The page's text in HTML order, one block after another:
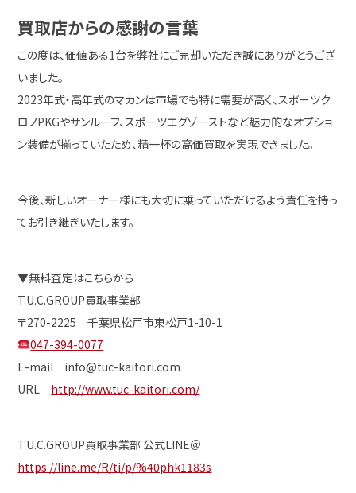
買取店からの感謝の言葉
この度は、価値ある1台を弊社にご売却いただき誠にありがとうござ
いました。
2023年式・高年式のマカンは市場でも特に需要が高く、スポーツク
ロノPKGやサンルーフ、スポーツエグゾーストなど魅力的なオプショ
ン装備が揃っていたため、精一杯の高価買取を実現できました。
今後、新しいオーナー様にも大切に乗っていただけるよう責任を持っ
てお引き継ぎいたします。
▼無料査定はこちらから
T.U.C.GROUP買取事業部
〒270-2225 千葉県松戸市東松戸1-10-1
047-394-0077
E-mail info@tuc-kaitori.com
URL http://www.tuc-kaitori.com/
T.U.C.GROUP買取事業部 公式LINE＠
https://line.me/R/ti/p/%40phk1183s